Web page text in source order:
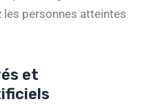
les personnes atteintes
et